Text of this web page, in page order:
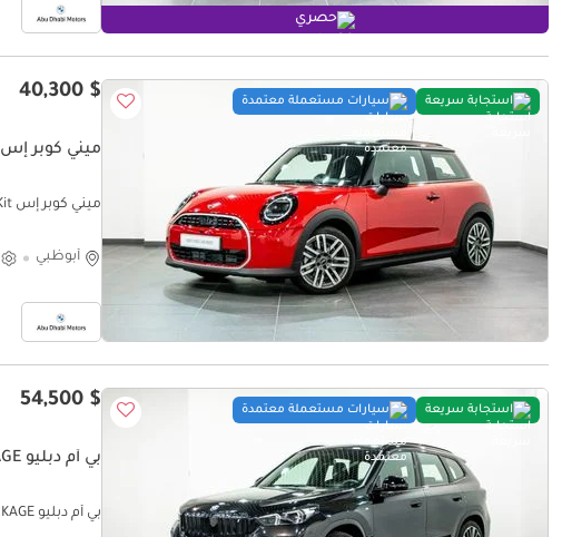
حصري
استجابة سريعة سيارات مستعملة معتمدة $ 40,300
ميني كوبر إس STD
ميني كوبر إس STD Mini Cooper S 3 Door without Jcw Kit
أبوظبي
استجابة سريعة سيارات مستعملة معتمدة $ 54,500
بي أم دبليو iX1 XDRIVE30 LUXURY M SPORT PACKAGE
بي أم دبليو iX1 XDRIVE30 LUXURY M SPORT PACKAGE